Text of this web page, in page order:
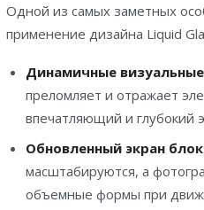
Одной из самых заметных
применение дизайна Liquid
Динамичные
преломляет и отражает
впечатляющий и глубокий
Обновленный экран
масштабируются, а
объемные формы при